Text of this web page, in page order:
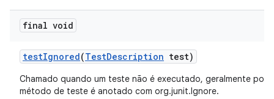
final void
testIgnored(TestDescription test)
Chamado quando um teste não é executado, geralmente
método de teste é anotado com org.junit.Ignore.